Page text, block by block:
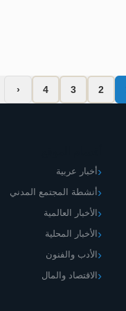
2
3
4
‹
أخبار عربية
أنشطة المجتمع المدني
الأخبار العالمية
الأخبار المحلية
الأدب والفنون
الاقتصاد والمال